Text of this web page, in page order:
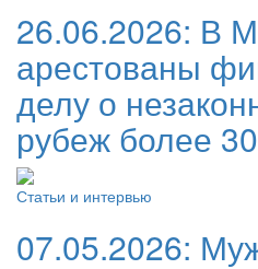
26.06.2026: В
арестованы
делу о
рубеж более
Статьи и интервью
07.05.2026: